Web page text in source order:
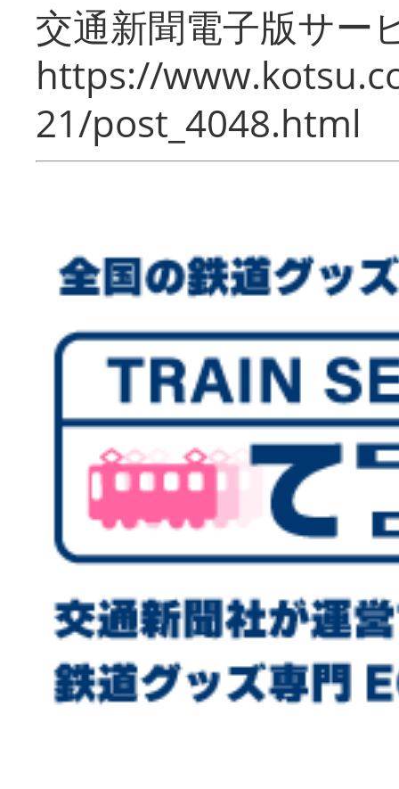
交通新聞電子版サー
https://
21/post_4048.html